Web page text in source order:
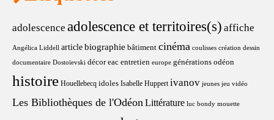
adolescence adolescence et territoires(s) affiche
Angélica Liddell articlebiographie bâtiment cinéma coulisses création dessin
documentaire Dostoïevski décor eac entretien europe générations odéon
histoire Houellebecq idoles Isabelle Huppert ivanov jeunes jeu vidéo
Les Bibliothèques de l'OdéonLittérature luc bondy mouette